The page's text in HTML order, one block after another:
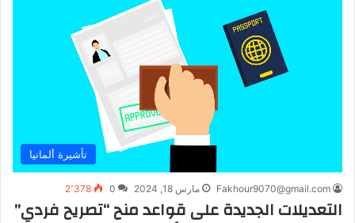
تأشيرة ألمانيا
Fakhour9070@gmail.com مارس 18, 2024 0 2٬378
التعديلات الجديدة على قواعد منح “تصريح فردي”